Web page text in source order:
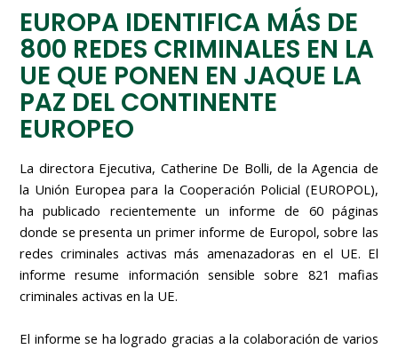
EUROPA IDENTIFICA MÁS DE
800 REDES CRIMINALES EN LA
UE QUE PONEN EN JAQUE LA
PAZ DEL CONTINENTE
EUROPEO
La directora Ejecutiva, Catherine De Bolli, de la Agencia de
la Unión Europea para la Cooperación Policial (EUROPOL),
ha publicado recientemente un informe de 60 páginas
donde se presenta un primer informe de Europol, sobre las
redes criminales activas más amenazadoras en el UE. El
informe resume información sensible sobre 821 mafias
criminales activas en la UE.
El informe se ha logrado gracias a la colaboración de varios